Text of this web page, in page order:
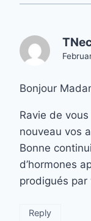
Bonjour
Ravie de
nouveau vos
Bonne
d’hormones
prodigués
Reply